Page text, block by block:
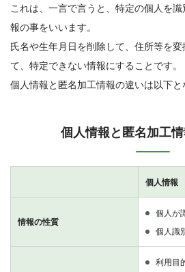
これは、一言で言うと、特定の個人を
報の事をいいます。
氏名や生年月日を削除して、住所等を変
て、特定できない情報にすることです。
個人情報と匿名加工情報の違いは以下と
個人情報と匿名加工
個人情報
情報の性質
個人が
個人識
利用目